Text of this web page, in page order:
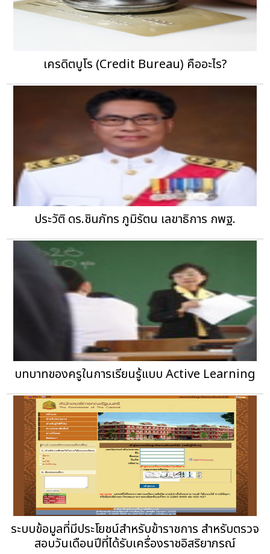
เครดิตบูโร (Credit Bureau) คืออะไร?
ประวัติ ดร.ชินภัทร ภูมิรัตน เลขาธิการ กพฐ.
บทบาทของครูในการเรียนรู้แบบ Active Learning
ระบบข้อมูลที่มีประโยชน์สำหรับข้าราชการ สำหรับตรวจ
สอบวันเดือนปีที่ได้รับเครื่องราชอิสริยาภรณ์